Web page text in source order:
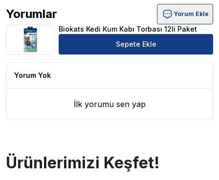
Yorumlar
Biokats Kedi Kum Kabı Torbası 12li Paket Ürün Yorumları
Yorum Ekle
Biokats Kedi Kum Kabı Torbası 12li Paket
Sepete Ekle
Yorum Yok
İlk yorumu sen yap
Ürünlerimizi Keşfet!